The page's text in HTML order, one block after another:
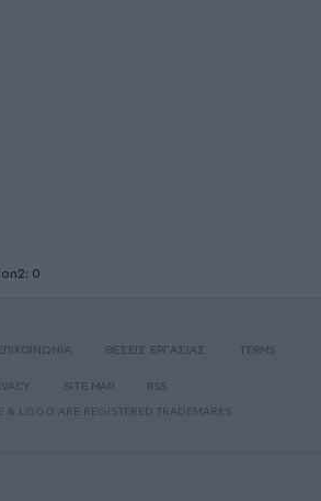
0
ΘΕΣΕΙΣ ΕΡΓΑΣΙΑΣ TERMS
SITE MAP
RSS
& LOGO ARE REGISTERED TRADEMARKS